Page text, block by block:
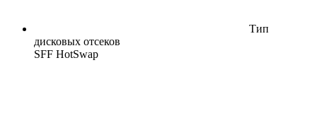
Тип
дисковых отсеков
SFF HotSwap